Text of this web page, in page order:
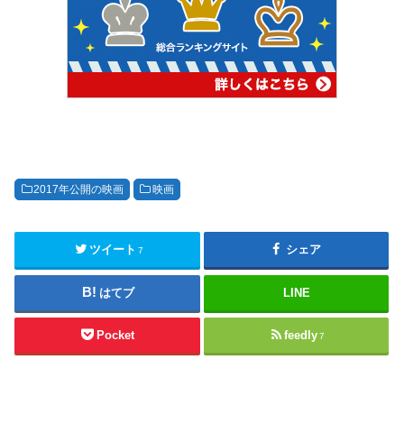
2017年公開の映画 映画
ツイート 7 シェア
はてブ LINE
Pocket feedly 7